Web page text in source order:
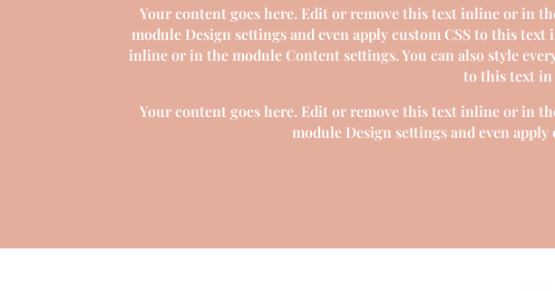
Your content goes here. Edit or remove this text inline or in
module Design settings and even apply custom CSS to this
inline or in the module Content settings. You can also style
to this text in
Your content goes here. Edit or remove this text inline or in
module Design settings and even